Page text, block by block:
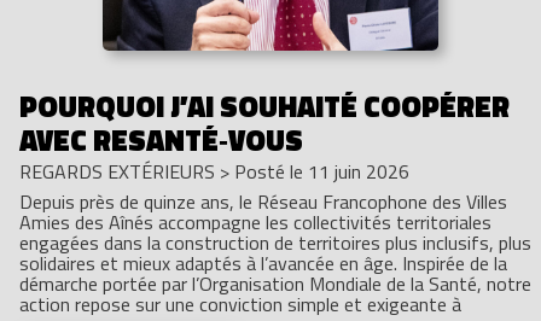
POURQUOI J’AI SOUHAITÉ COOPÉRER
AVEC RESANTÉ‑VOUS
REGARDS EXTÉRIEURS > Posté le 11 juin 2026
Depuis près de quinze ans, le Réseau Francophone des Villes
Amies des Aînés accompagne les collectivités territoriales
engagées dans la construction de territoires plus inclusifs, plus
solidaires et mieux adaptés à l’avancée en âge. Inspirée de la
démarche portée par l’Organisation Mondiale de la Santé, notre
action repose sur une conviction simple et exigeante à